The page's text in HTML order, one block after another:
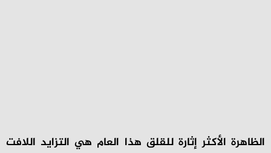
الظاهرة الأكثر إثارة للقلق هذا العام هي التزايد اللافت